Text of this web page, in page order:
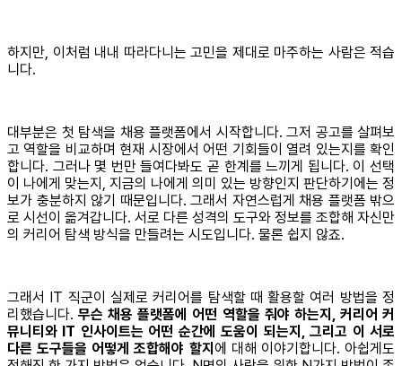
하지만, 이처럼 내내 따라다니는 고민을 제대로 마주하는 사람은 적습
니다.
대부분은 첫 탐색을 채용 플랫폼에서 시작합니다. 그저 공고를 살펴보
고 역할을 비교하며 현재 시장에서 어떤 기회들이 열려 있는지를 확인
합니다. 그러나 몇 번만 들여다봐도 곧 한계를 느끼게 됩니다. 이 선택
이 나에게 맞는지, 지금의 나에게 의미 있는 방향인지 판단하기에는 정
보가 충분하지 않기 때문입니다. 그래서 자연스럽게 채용 플랫폼 밖으
로 시선이 옮겨갑니다. 서로 다른 성격의 도구와 정보를 조합해 자신만
의 커리어 탐색 방식을 만들려는 시도입니다. 물론 쉽지 않죠.
그래서 IT 직군이 실제로 커리어를 탐색할 때 활용할 여러 방법을 정
리했습니다.무슨 채용 플랫폼에 어떤 역할을 줘야 하는지, 커리어 커
뮤니티와 IT 인사이트는 어떤 순간에 도움이 되는지, 그리고 이 서로
다른 도구들을 어떻게 조합해야 할지 에 대해 이야기합니다. 아쉽게도